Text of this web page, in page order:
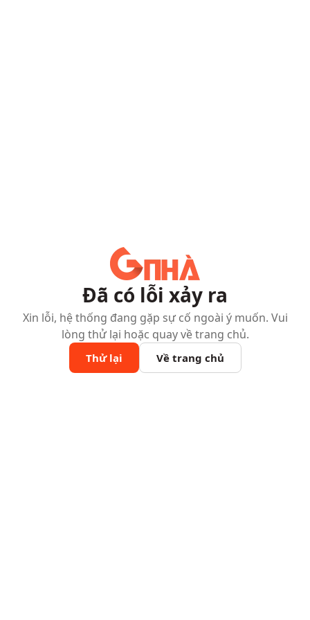
Đã có lỗi xảy ra
Xin lỗi, hệ thống đang gặp sự cố ngoài ý muốn. Vui
lòng thử lại hoặc quay về trang chủ.
Thử lại Về trang chủ